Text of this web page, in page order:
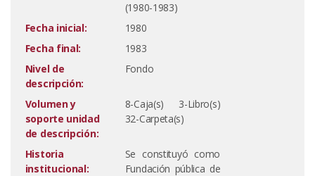
(1980-1983)
Fecha inicial:
1980
Fecha final:
1983
Nivel de
descripción:
Fondo
Volumen y
soporte unidad
de descripción:
8-Caja(s) 3-Libro(s)
32-Carpeta(s)
Historia
institucional:
Se constituyó como
Fundación pública de